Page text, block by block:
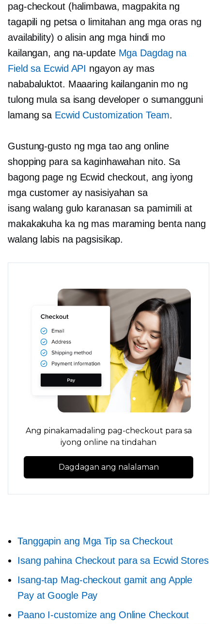
pag-checkout (halimbawa, magpakita ng
tagapili ng petsa o limitahan ang mga oras ng
availability) o alisin ang mga hindi mo
kailangan, ang na-update Mga Dagdag na
Field sa Ecwid API ngayon ay mas
nababaluktot. Maaaring kailanganin mo ng
tulong mula sa isang developer o sumangguni
lamang sa Ecwid Customization Team.
Gustung-gusto ng mga tao ang online
shopping para sa kaginhawahan nito. Sa
bagong page ng Ecwid checkout, ang iyong
mga customer ay nasisiyahan sa
isangwalang gulo karanasan sa pamimili at
makakakuha ka ng mas maraming benta nang
walang labis na pagsisikap.
Ang pinakamadaling pag-checkout para sa
iyong online na tindahan
Dagdagan ang nalalaman
Tanggapin ang Mga Tip sa Checkout
Isang pahinaCheckout para sa Ecwid Stores
Isang-tap Mag-checkout gamit ang Apple
Pay at Google Pay
Paano I-customize ang Online Checkout